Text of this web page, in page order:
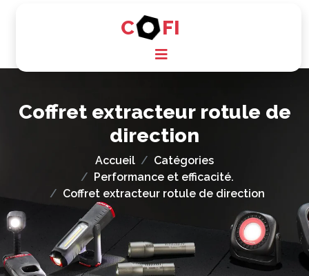
C FI
Coffret extracteur rotule de
direction
Accueil
Catégories
Performance et efficacité.
Coffret extracteur rotule de direction